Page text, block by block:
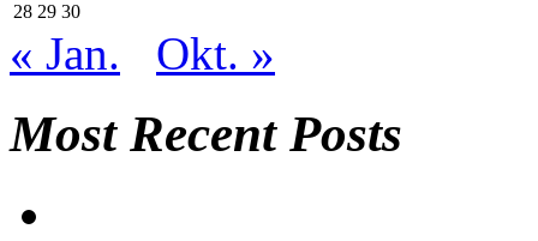
28 29 30
« Jan. Okt. »
Most Recent Posts